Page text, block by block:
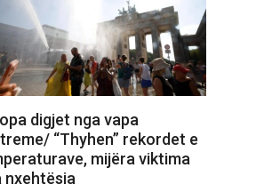
digjet nga vapa
“Thyhen” rekordet e
mijëra viktima
nxehtësia